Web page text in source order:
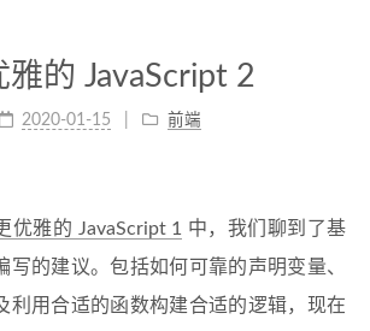
雅的 JavaScript 2
2020-01-15 前端
优雅的 JavaScript 1
中，我们聊到了基
写的建议。包括如何可靠的声明变量、
利用合适的函数构建合适的逻辑，现在